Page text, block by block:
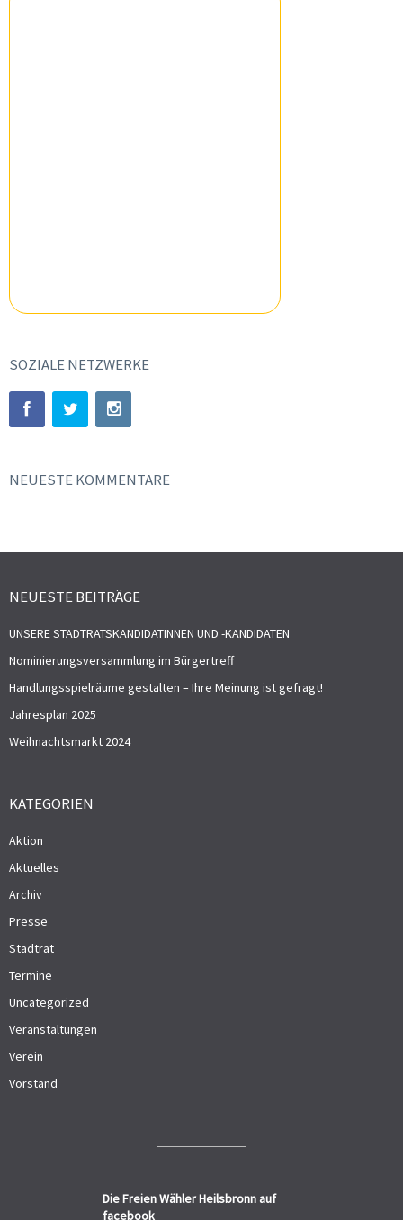
SOZIALE NETZWERKE
NEUESTE KOMMENTARE
NEUESTE BEITRÄGE
UNSERE STADTRATSKANDIDATINNEN UND -KANDIDATEN
Nominierungsversammlung im Bürgertreff
Handlungsspielräume gestalten – Ihre Meinung ist gefragt!
Jahresplan 2025
Weihnachtsmarkt 2024
KATEGORIEN
Aktion
Aktuelles
Archiv
Presse
Stadtrat
Termine
Uncategorized
Veranstaltungen
Verein
Vorstand
Die Freien Wähler Heilsbronn auf
facebook